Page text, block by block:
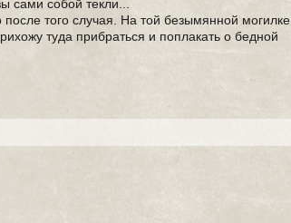
сами собой текли...
того случая. На той безымянной могилке
туда прибраться и поплакать о бедной